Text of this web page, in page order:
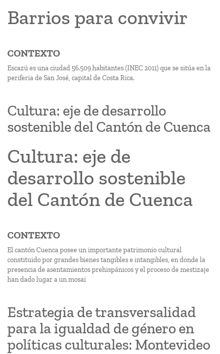
Barrios para convivir
CONTEXTO
Escazú es una ciudad 56.509 habitantes (INEC 2011) que se sitúa en la
periferia de San José, capital de Costa Rica.
Cultura: eje de desarrollo
sostenible del Cantón de Cuenca
Cultura: eje de
desarrollo sostenible
del Cantón de Cuenca
CONTEXTO
El cantón Cuenca posee un importante patrimonio cultural
constituido por grandes bienes tangibles e intangibles, en donde la
presencia de asentamientos prehispánicos y el proceso de mestizaje
han dado lugar a un mosai
Estrategia de transversalidad
para la igualdad de género en
políticas culturales: Montevideo